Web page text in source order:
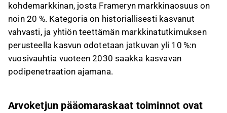
kohdemarkkinan, josta Frameryn markkinaosuus on
noin 20 %. Kategoria on historiallisesti kasvanut
vahvasti, ja yhtiön teettämän markkinatutkimuksen
perusteella kasvun odotetaan jatkuvan yli 10 %:n
vuosivauhtia vuoteen 2030 saakka kasvavan
podipenetraation ajamana.
Arvoketjun pääomaraskaat toiminnot ovat